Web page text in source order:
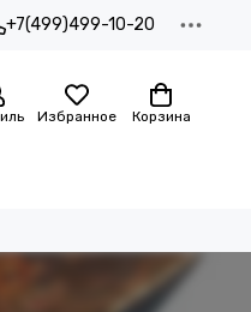
+7(499)499-10-20
Избранное Корзина